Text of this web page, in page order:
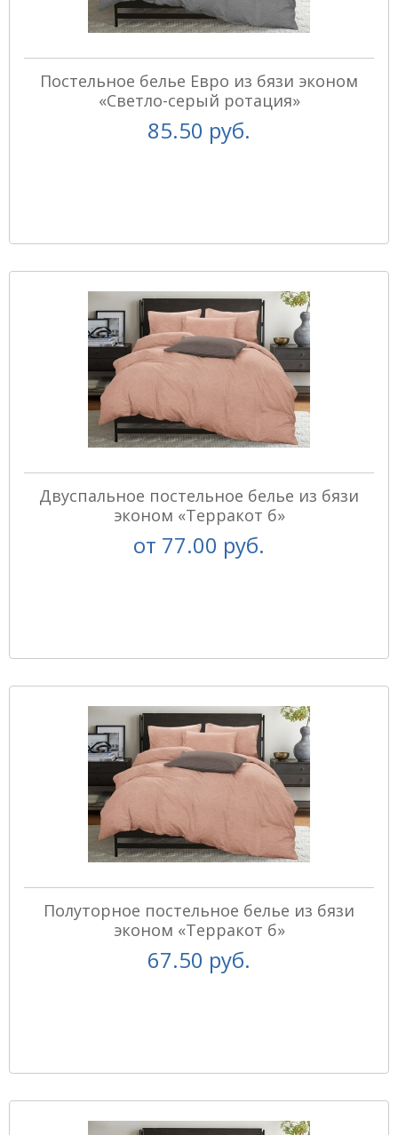
Постельное белье Евро из бязи эконом
«Светло-серый ротация»
85.50 руб.
Двуспальное постельное белье из бязи
эконом «Терракот б»
от 77.00 руб.
Полуторное постельное белье из бязи
эконом «Терракот б»
67.50 руб.